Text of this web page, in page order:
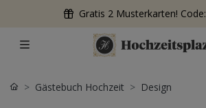
Gratis 2 Musterkarten! Code:
Gästebuch Hochzeit Design